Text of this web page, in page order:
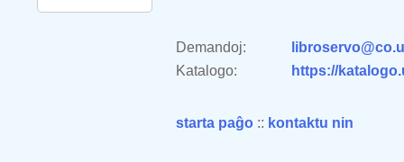
Demandoj:
Katalogo:
https://
starta paĝo :: kontaktu nin